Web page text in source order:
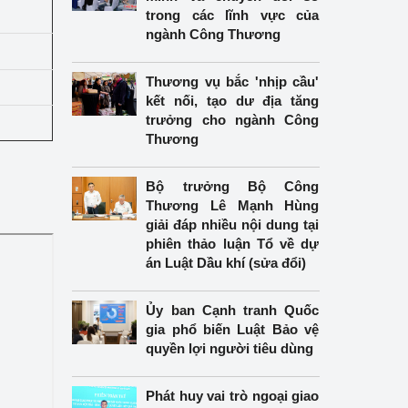
trong các lĩnh vực của
ngành Công Thương
Thương vụ bắc 'nhịp cầu'
kết nối, tạo dư địa tăng
trưởng cho ngành Công
Thương
Bộ trưởng Bộ Công
Thương Lê Mạnh Hùng
giải đáp nhiều nội dung tại
phiên thảo luận Tổ về dự
án Luật Dầu khí (sửa đổi)
Ủy ban Cạnh tranh Quốc
gia phổ biến Luật Bảo vệ
quyền lợi người tiêu dùng
Phát huy vai trò ngoại giao